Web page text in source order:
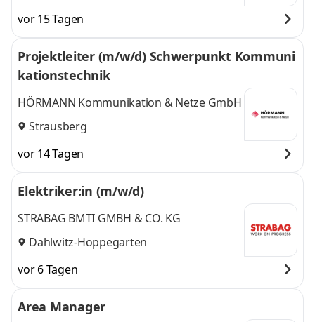
vor 15 Tagen
Projektleiter (m/w/d) Schwerpunkt Kommuni
kationstechnik
HÖRMANN Kommunikation & Netze GmbH
Strausberg
vor 14 Tagen
Elektriker:in (m/w/d)
STRABAG BMTI GMBH & CO. KG
Dahlwitz-Hoppegarten
vor 6 Tagen
Area Manager